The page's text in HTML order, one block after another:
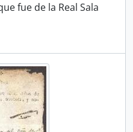
fue de la Real Sala